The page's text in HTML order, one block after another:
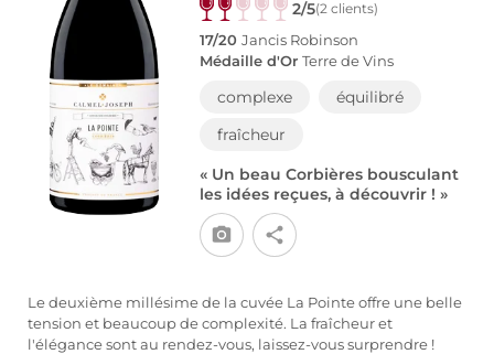
2/5(2 clients)
17/20 Jancis Robinson
Médaille d'Or Terre de Vins
complexe
équilibré
fraîcheur
« Un beau Corbières bousculant
les idées reçues, à découvrir ! »
Le deuxième millésime de la cuvée La Pointe offre une belle
tension et beaucoup de complexité. La fraîcheur et
l'élégance sont au rendez-vous, laissez-vous surprendre !